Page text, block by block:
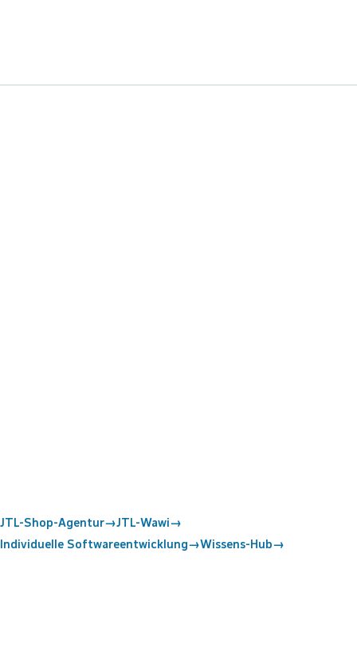
JTL-Shop-Agentur→JTL-Wawi→
Individuelle Softwareentwicklung→Wissens-Hub→